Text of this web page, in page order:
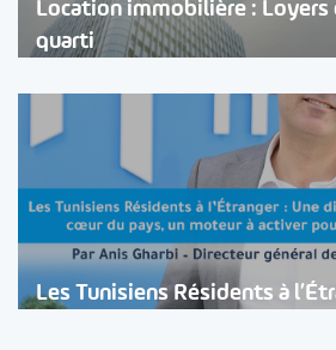
Location immobilière : Loyers
quarti
Les Tunisiens Résidents à